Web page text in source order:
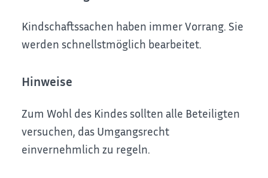
Kindschaftssachen haben immer Vorrang. Sie
werden schnellstmöglich bearbeitet.
Hinweise
Zum Wohl des Kindes sollten alle Beteiligten
versuchen, das Umgangsrecht
einvernehmlich zu regeln.